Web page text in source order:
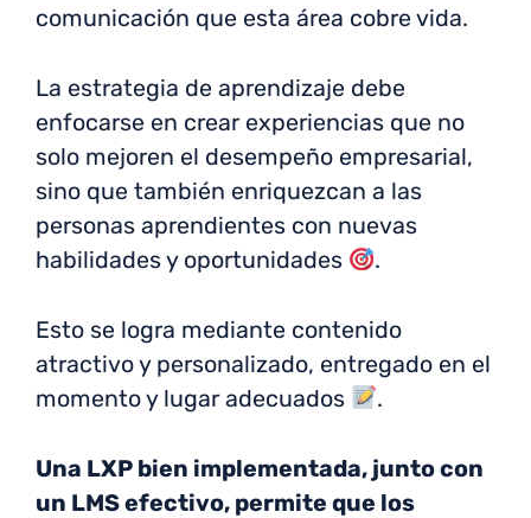
comunicación que esta área cobre vida.
La estrategia de aprendizaje debe
enfocarse en crear experiencias que no
solo mejoren el desempeño empresarial,
sino que también enriquezcan a las
personas aprendientes con nuevas
habilidades y oportunidades
.
Esto se logra mediante contenido
atractivo y personalizado, entregado en el
momento y lugar adecuados
.
Una LXP bien implementada, junto con
un LMS efectivo, permite que los